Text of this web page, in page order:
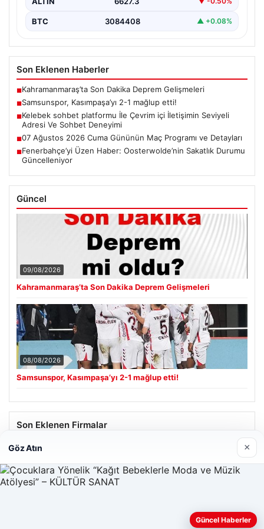
BTC 3084408 ▲ +0.08%
Son Eklenen Haberler
■Kahramanmaraş’ta Son Dakika Deprem Gelişmeleri
■Samsunspor, Kasımpaşa’yı 2-1 mağlup etti!
■Kelebek sohbet platformu İle Çevrim içi İletişimin Seviyeli
Adresi Ve Sohbet Deneyimi
■07 Ağustos 2026 Cuma Gününün Maç Programı ve Detayları
■Fenerbahçe’yi Üzen Haber: Oosterwolde’nin Sakatlık Durumu
Güncelleniyor
Güncel
09/08/2026
Kahramanmaraş’ta Son Dakika Deprem Gelişmeleri
08/08/2026
Samsunspor, Kasımpaşa’yı 2-1 mağlup etti!
Son Eklenen Firmalar
Göz Atın ×
Güncel Haberler